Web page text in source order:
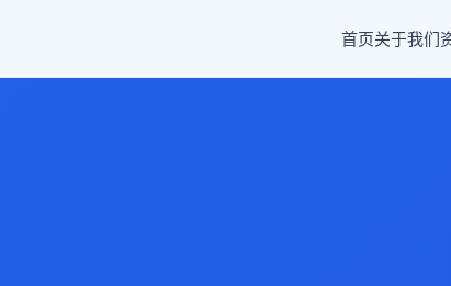
首页关于我们